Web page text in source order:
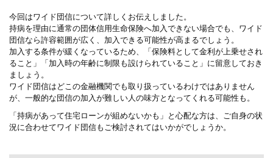
今回はワイド団信について詳しくお伝えしました。
持病を理由に通常の団体信用生命保険へ加入できない場合でも、ワイド
団信なら許容範囲が広く、加入できる可能性が高まるでしょう。
加入する条件が緩くなっているため、「保険料として金利が上乗せされ
ること」「加入時の年齢に制限も設けられていること」に留意しておき
ましょう。
ワイド団信はどこの金融機関でも取り扱っているわけではありません
が、一般的な団信の加入が難しい人の味方となってくれる可能性も。
「持病があって住宅ローンが組めないかも」と心配な方は、ご自身の状
況に合わせてワイド団信もご検討されてはいかがでしょうか。